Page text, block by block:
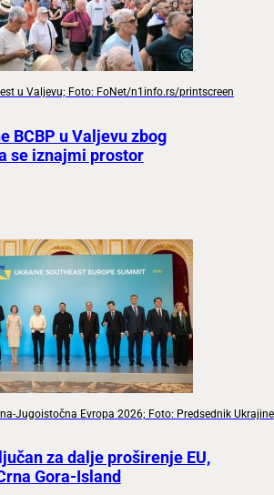
u Valjevu; Foto: FoNet/n1info.rs/printscreen
BCBP u Valjevu zbog
se iznajmi prostor
Jugoistočna Evropa 2026; Foto: Predsednik Ukrajine
za dalje proširenje EU,
Gora-Island